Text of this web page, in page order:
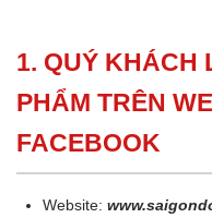
1. QUÝ KHÁCH
PHẨM TRÊN
FACEBOOK
Website: